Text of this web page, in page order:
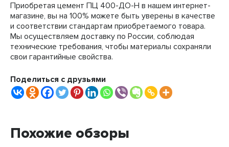
Приобретая цемент ПЦ 400-ДО-Н в нашем интернет-
магазине, вы на 100% можете быть уверены в качестве
и соответствии стандартам приобретаемого товара.
Мы осуществляем доставку по России, соблюдая
технические требования, чтобы материалы сохраняли
свои гарантийные свойства.
Поделиться с друзьями
Похожие обзоры